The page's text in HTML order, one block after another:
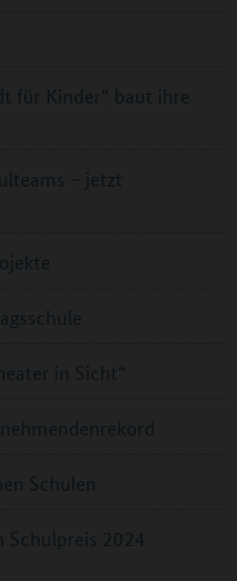
für Kinder“ baut ihre
– jetzt
in Sicht“
Schulen
Schulpreis 2024